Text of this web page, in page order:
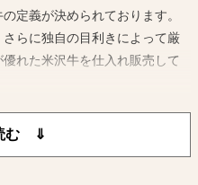
定義が決められております。
さらに独自の目利きによって厳
れた米沢牛を仕入れ販売して